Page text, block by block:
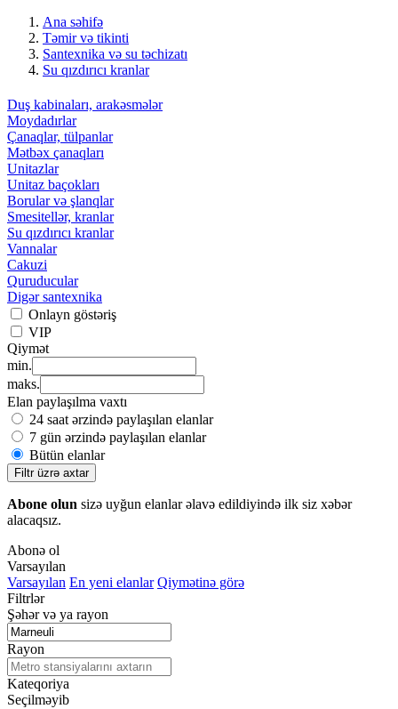
Ana səhifə
Təmir və tikinti
Santexnika və su təchizatı
Su qızdırıcı kranlar
Duş kabinaları, arakəsmələr
Moydadırlar
Çanaqlar, tülpanlar
Mətbəx çanaqları
Unitazlar
Unitaz baçokları
Borular və şlanqlar
Smesitellər, kranlar
Su qızdırıcı kranlar
Vannalar
Cakuzi
Quruducular
Digər santexnika
Onlayn göstəriş
VIP
Qiymət
min.
maks.
Elan paylaşılma vaxtı
24 saat ərzində paylaşılan elanlar
7 gün ərzində paylaşılan elanlar
Bütün elanlar
Filtr üzrə axtar
Abone olun sizə uyğun elanlar əlavə edildiyində ilk siz xəbər
alacaqsız.
Abonə ol
Varsayılan
Varsayılan En yeni elanlar Qiymətinə görə
Filtrlər
Şəhər və ya rayon
Rayon
Kateqoriya
Seçilməyib